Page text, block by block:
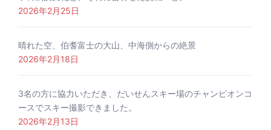
2026年2月25日
晴れた空、伯耆富士の大山、中海側からの絶景
2026年2月18日
3名の方に協力いただき、だいせんスキー場のチャンピオンコ
ースでスキー撮影できました。
2026年2月13日